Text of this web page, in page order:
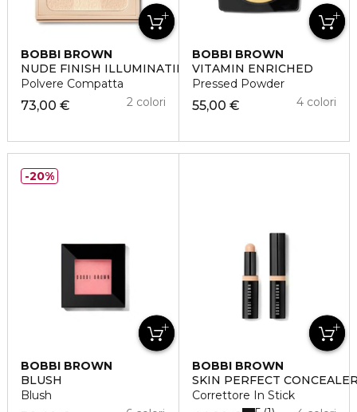
BOBBI BROWN
NUDE FINISH ILLUMINATING POWDER
Polvere Compatta
73,00 € 2 colori
BOBBI BROWN
VITAMIN ENRICHED
Pressed Powder
55,00 € 4 colori
BOBBI BROWN
BLUSH
Blush
20%
BOBBI BROWN
SKIN PERFECT
Correttore In Stick